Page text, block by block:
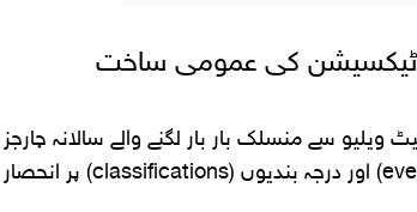
ٹیکسیشن کی عمومی ساخت
سے منسلک بار بار لگنے والے سالانہ